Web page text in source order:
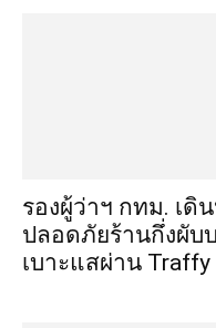
รองผู้ว่าฯ กทม. เดิ
ปลอดภัยร้านกึ่งผับ
เบาะแสผ่าน Traffy